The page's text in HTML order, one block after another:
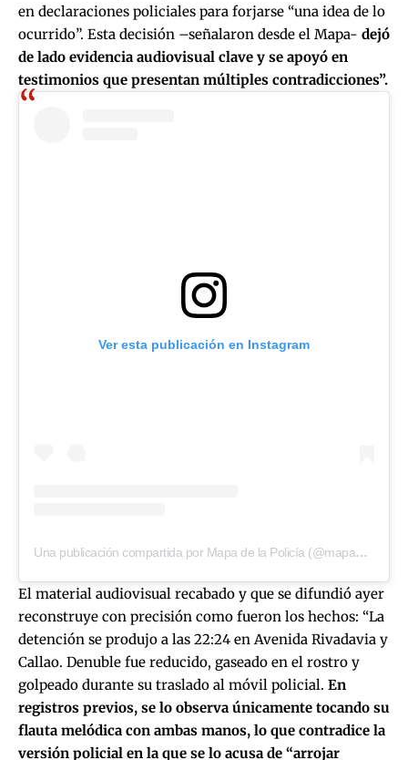
en declaraciones policiales para forjarse “una idea de lo
ocurrido”. Esta decisión –señalaron desde el Mapa- dejó
de lado evidencia audiovisual clave y se apoyó en
testimonios que presentan múltiples contradicciones”.
Ver esta publicación en Instagram
Una publicación compartida por Mapa de la Policía (@mapadelapolicia)
El material audiovisual recabado y que se difundió ayer
reconstruye con precisión como fueron los hechos: “La
detención se produjo a las 22:24 en Avenida Rivadavia y
Callao. Denuble fue reducido, gaseado en el rostro y
golpeado durante su traslado al móvil policial. En
registros previos, se lo observa únicamente tocando su
flauta melódica con ambas manos, lo que contradice la
versión policial en la que se lo acusa de “arrojar